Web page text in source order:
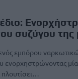
συζύγου της
εμπόρου
ενορχηστρώνοντας
πλουτίσει…